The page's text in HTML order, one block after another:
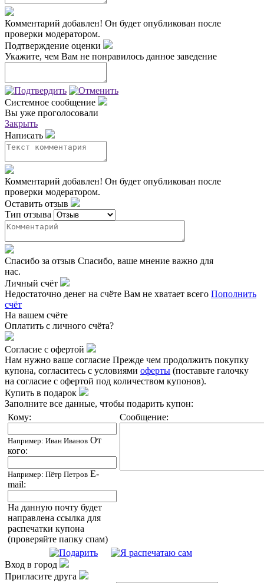
Комментарий добавлен! Он будет опубликован после
проверки модератором.
Подтверждение оценки
Укажите, чем Вам не понравилось данное заведение
Системное сообщение
Вы уже проголосовали
Закрыть
Написать
Комментарий добавлен! Он будет опубликован после
проверки модератором.
Оставить отзыв
Тип отзыва
Спасибо за отзыв Спасибо, ваше мнение важно для
нас.
Личный счёт
Недостаточно денег на счёте Вам не хватает всего Пополнить
счёт
На вашем счёте
Оплатить с личного счёта?
Согласие с офертой
Нам нужно ваше согласие Прежде чем продолжить покупку
купона, согласитесь с условиями оферты (поставьте галочку
на согласие с офертой под количеством купонов).
Купить в подарок
Заполните все данные, чтобы подарить купон:
Кому:
Например: Иван Иванов От
кого:
Например: Пётр Петров E-
mail:
На данную почту будет
направлена ссылка для
распечатки купона
(проверяйте папку спам)
Сообщение:
Вход в город
Пригласите друга